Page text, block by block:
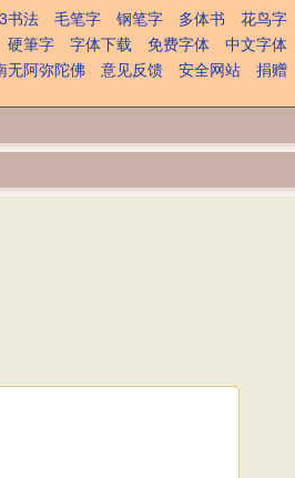
书法 毛笔字 钢笔字 多体书
花鸟字
硬筆字 字体下载 免费字体
中文字体
无阿弥陀佛 意见反馈 安全网站
捐赠